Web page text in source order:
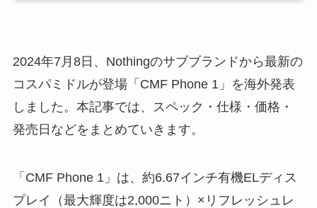
2024年7月8日、Nothingのサブブランドから最新の
コスパミドルが登場「CMF Phone 1」を海外発表
しました。本記事では、スペック・仕様・価格・
発売日などをまとめていきます。
「CMF Phone 1」は、約6.67インチ有機ELディス
プレイ（最大輝度は2,000ニト）×リフレッシュレ